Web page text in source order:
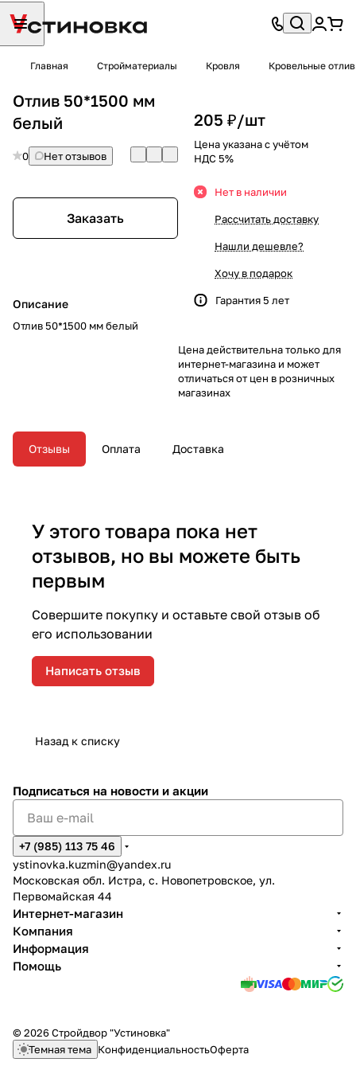
Главная Стройматериалы Кровля Кровельные
Отлив 50*1500 мм
белый
0 Нет отзывов
Заказать
Описание
Отлив 50*1500 мм белый
205 ₽/шт
Цена указана с учётом
НДС 5%
Нет в наличии
Рассчитать доставку
Нашли дешевле?
Хочу в подарок
Гарантия 5 лет
Цена действительна только для
интернет-магазина и может
отличаться от цен в розничных
магазинах
Отзывы Оплата Доставка
У этого товара пока нет
отзывов, но вы можете быть
первым
Совершите покупку и оставьте свой отзыв об
его использовании
Написать отзыв
Назад к списку
Подписаться на новости и акции
+7 (985) 113 75 46
ystinovka.kuzmin@yandex.ru
Московская обл. Истра, с. Новопетровское, ул.
Первомайская 44
Интернет-магазин
Компания
Информация
Помощь
© 2026 Стройдвор "Устиновка"
Темная тема КонфиденциальностьОферта